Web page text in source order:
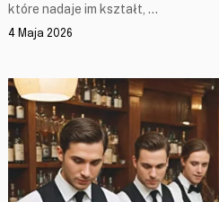
które nadaje im kształt, …
4 Maja 2026